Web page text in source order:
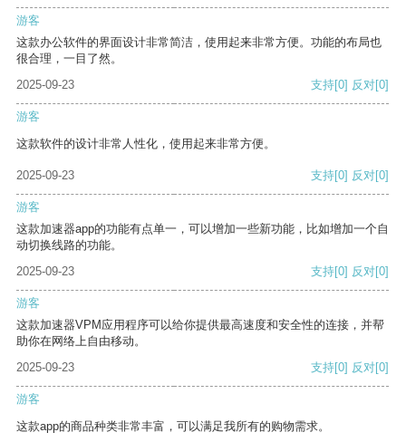
游客
这款办公软件的界面设计非常简洁，使用起来非常方便。功能的布局也
很合理，一目了然。
2025-09-23
支持[0] 反对[0]
游客
这款软件的设计非常人性化，使用起来非常方便。
2025-09-23 支持[0] 反对[0]
游客
这款加速器app的功能有点单一，可以增加一些新功能，比如增加一个自
动切换线路的功能。
2025-09-23
支持[0] 反对[0]
游客
这款加速器VPM应用程序可以给你提供最高速度和安全性的连接，并帮
助你在网络上自由移动。
2025-09-23
支持[0] 反对[0]
游客
这款app的商品种类非常丰富，可以满足我所有的购物需求。